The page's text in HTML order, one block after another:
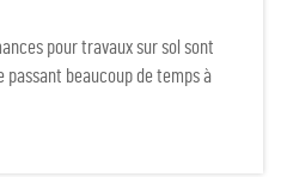
pour travaux sur sol sont
beaucoup de temps à
entrepreneur, poseur de
ces genouillères rendent